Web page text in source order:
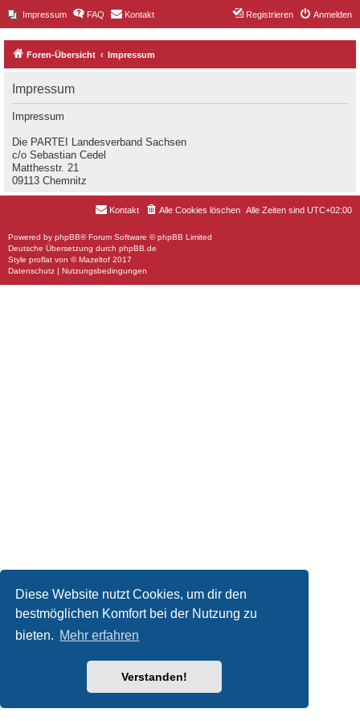
Diese Website nutzt Cookies, um dir den
bestmöglichen Komfort bei der Nutzung zu
bieten. Mehr erfahren
Verstanden!
Impressum FAQ Kontakt Anmelden
Registrieren
Foren-Übersicht Impressum
Impressum
Impressum
Die PARTEI Landesverband Sachsen
c/o Sebastian Cedel
Matthesstr. 21
09113 Chemnitz
Alle Zeiten sind UTC+02:00
Alle Cookies löschen
Kontakt
Powered by phpBB® Forum Software © phpBB Limited
Deutsche Übersetzung durch phpBB.de
Style proflat von ©Mazeltof 2017
Datenschutz | Nutzungsbedingungen